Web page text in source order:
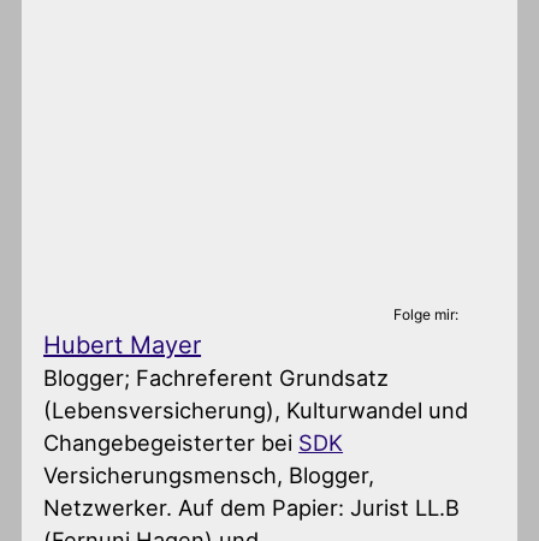
Folge mir:
Hubert Mayer
Blogger; Fachreferent Grundsatz
(Lebensversicherung), Kulturwandel und
Changebegeisterter bei SDK
Versicherungsmensch, Blogger,
Netzwerker. Auf dem Papier: Jurist LL.B